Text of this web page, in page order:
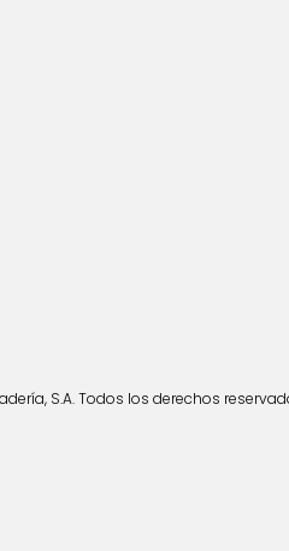
S.A. Todos los derechos